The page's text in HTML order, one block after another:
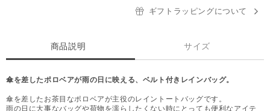
ギフトラッピングについて
商品説明 サイズ
傘を差したポロベアが雨の日に映える、ベルト付きレインバッグ。
傘を差したお茶目なポロベアが主役のレイントートバッグです。
雨の日に大事なバッグや荷物を濡らしたくない時にとっても便利なアイテ